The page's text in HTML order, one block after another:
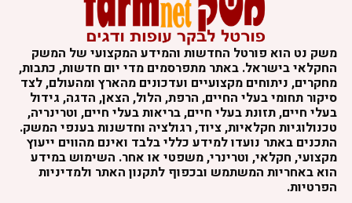
נט הוא פורטל החדשות והמידע המקצועי של המשק
בישראל. באתר מתפרסמים מדי יום חדשות, כתבות,
ניתוחים מקצועיים ועדכונים מהארץ ומהעולם, לצד
תחומי בעלי החיים, הרפת, הלול, הצאן, הדגה, גידול
חיים, תזונת בעלי חיים, בריאות בעלי חיים, וטרינריה,
חקלאיות, ציוד, רגולציה וחדשנות בענפי המשק.
באתר נועדו למידע כללי בלבד ואינם מהווים ייעוץ
חקלאי, וטרינרי, משפטי או אחר. השימוש במידע
באחריות המשתמש ובכפוף לתקנון האתר ולמדיניות